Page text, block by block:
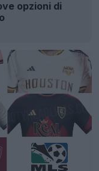
opzioni di